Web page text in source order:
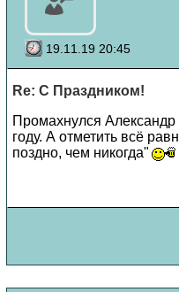
19.11.19 20:45
Re: С Праздником!
Промахнулся
году. А отметить всё
поздно, чем никогда"